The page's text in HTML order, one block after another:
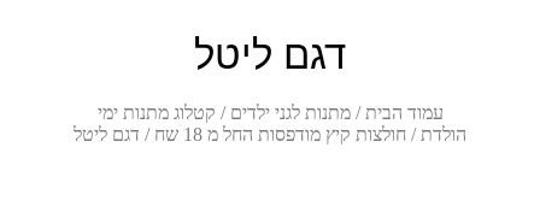
דגם ליטל
עמוד הבית /מתנות לגני ילדים / קטלוג מתנות ימי
הולדת / חולצות קיץ מודפסות החל מ 18 שח / דגם ליטל